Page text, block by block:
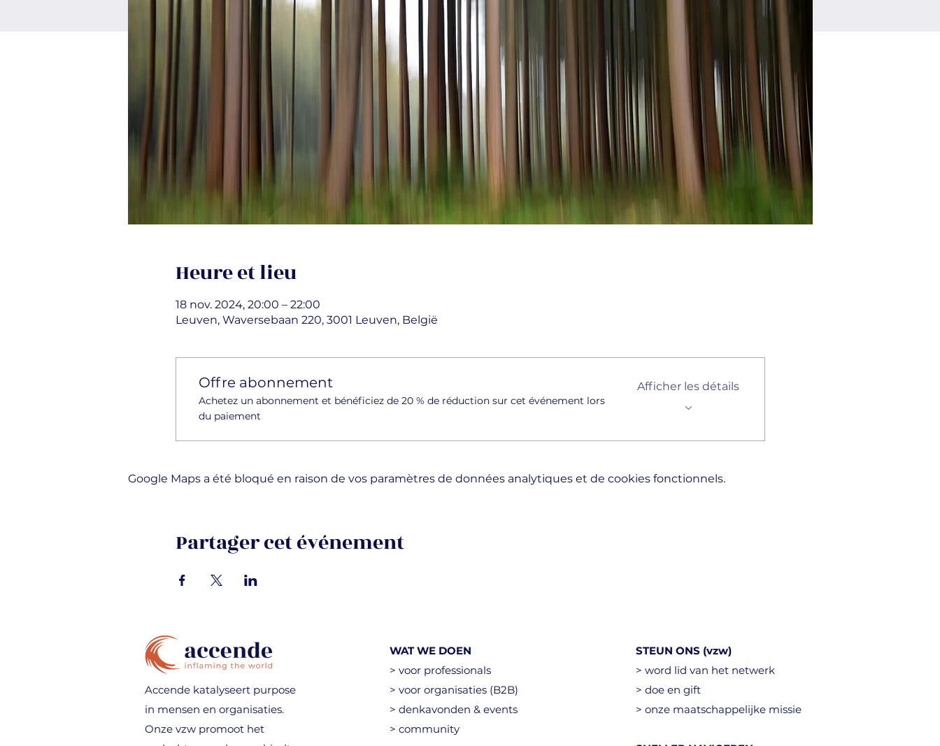
Heure et lieu
18 nov. 2024, 20:00 – 22:00
Leuven, Waversebaan 220, 3001 Leuven, België
Offre abonnement
Achetez un abonnement et bénéficiez de 20 % de réduction sur cet événement lors
du paiement
Afficher les détails
Google Maps a été bloqué en raison de vos paramètres de données analytiques et de cookies fonctionnels.
Partager cet événement
Accende katalyseert purpose
in mensen en organisaties.
Onze vzw promoot het
WAT WE DOEN
> voor professionals
> voor organisaties (B2B)
> denkavonden & events
> community
STEUN ONS (vzw)
> word lid van het netwerk
> doe en gift
> onze maatschappelijke missie